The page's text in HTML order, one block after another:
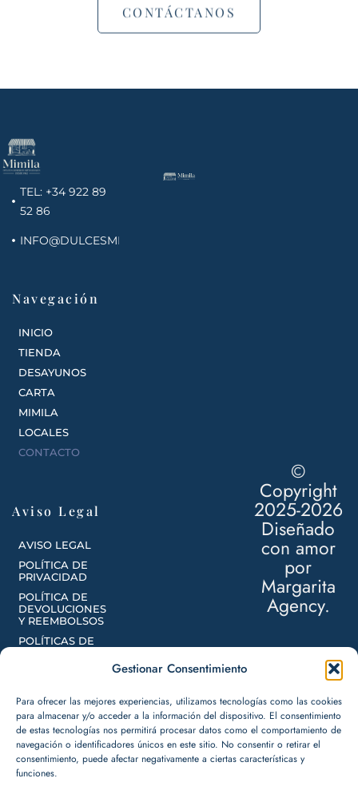
Gestionar Consentimiento
Para ofrecer las mejores experiencias, utilizamos tecnologías como las cookies
para almacenar y/o acceder a la información del dispositivo. El consentimiento
de estas tecnologías nos permitirá procesar datos como el comportamiento de
navegación o identificadores únicos en este sitio. No consentir o retirar el
consentimiento, puede afectar negativamente a ciertas características y
funciones.
CONTÁCTANOS
TEL: +34 922 89
52 86
INFO@DULCESMIMILA.COM
Navegación
INICIO
TIENDA
DESAYUNOS
CARTA
MIMILA
LOCALES
CONTACTO
Aviso Legal
AVISO LEGAL
POLÍTICA DE
PRIVACIDAD
POLÍTICA DE
DEVOLUCIONES
Y REEMBOLSOS
POLÍTICAS DE
Locales
LA GOMERA,
©
Copyright
2025-2026
Diseñado
con amor
por
Margarita
Agency.